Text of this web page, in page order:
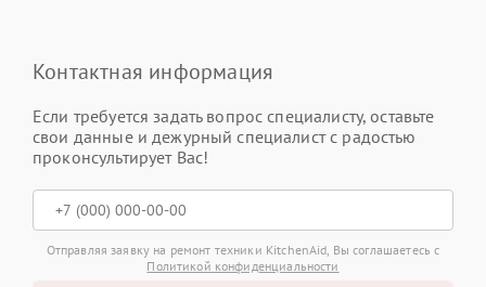
Контактная информация
Если требуется задать вопрос специалисту, оставьте
свои данные и дежурный специалист с радостью
проконсультирует Вас!
Отправляя заявку на ремонт техники KitchenAid, Вы соглашаетесь с
Политикой конфиденциальности